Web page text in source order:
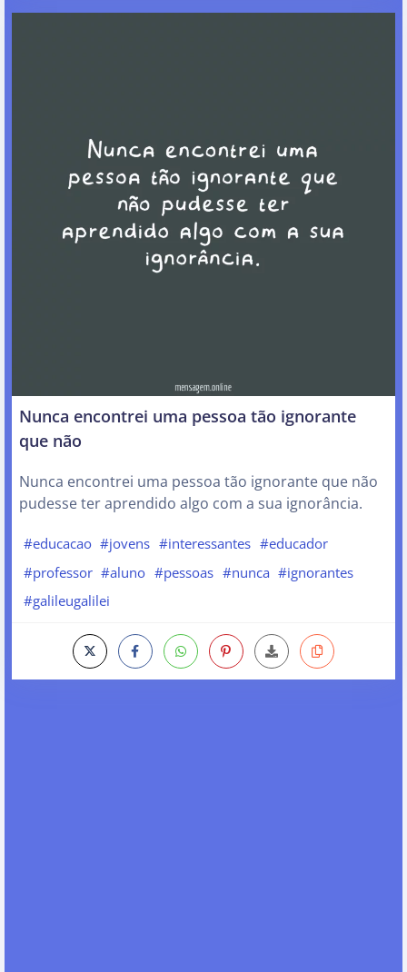
Nunca encontrei uma pessoa tão ignorante
que não
Nunca encontrei uma pessoa tão ignorante que não
pudesse ter aprendido algo com a sua ignorância.
#educacao #jovens #interessantes #educador
#professor #aluno #pessoas #nunca #ignorantes
#galileugalilei